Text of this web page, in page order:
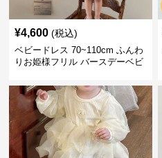
¥4,600 (税込)
ベビードレス 70~110cm ふんわ
りお姫様フリル バースデーベビ